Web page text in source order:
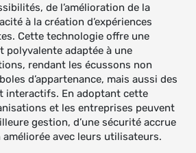
de l’amélioration de la
à la création d’expériences
Cette technologie offre une
polyvalente adaptée à une
rendant les écussons non
d’appartenance, mais aussi des
interactifs. En adoptant cette
et les entreprises peuvent
gestion, d’une sécurité accrue
améliorée avec leurs utilisateurs.